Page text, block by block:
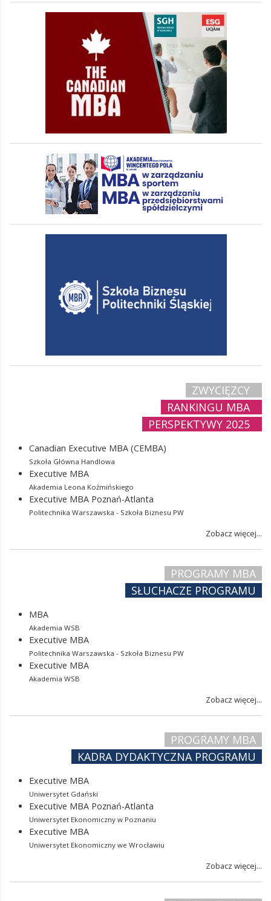
ZWYCIĘZCY
RANKINGU MBA
PERSPEKTYWY 2025
Canadian Executive MBA (CEMBA)
Szkoła Główna Handlowa
Executive MBA
Akademia Leona Koźmińskiego
Executive MBA Poznań-Atlanta
Politechnika Warszawska - Szkoła Biznesu PW
Zobacz więcej...
PROGRAMY MBA
SŁUCHACZE PROGRAMU
MBA
Akademia WSB
Executive MBA
Politechnika Warszawska - Szkoła Biznesu PW
Executive MBA
Akademia WSB
Zobacz więcej...
PROGRAMY MBA
KADRA DYDAKTYCZNA PROGRAMU
Executive MBA
Uniwersytet Gdański
Executive MBA Poznań-Atlanta
Uniwersytet Ekonomiczny w Poznaniu
Executive MBA
Uniwersytet Ekonomiczny we Wrocławiu
Zobacz więcej...